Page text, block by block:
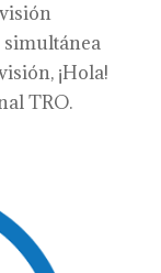
¡Hola!
TRO.